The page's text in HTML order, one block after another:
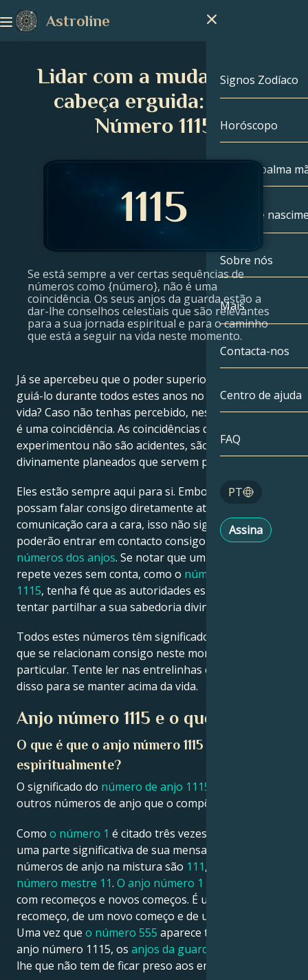
Astroline
Signos Zodíaco
Signos
Capricórnio
Peixes
Áries
Touro
Gémeos
Cancro
Leo
Virgem
Sagitário
Horóscopo
Leitura palma
Mapa de
Mapa de
Celebridades
Até à data
Sobre nós
Mais
Tarot
Números de
Contacta-nos
Centro de ajuda
FAQ
PT
English
Assina
Lidar com a mudança de
cabeça erguida: Anjo
Número 1115
Se está sempre a ver certas sequências de
números como {número}, não é uma
coincidência. Os seus anjos da guarda estão a
dar-lhe conselhos celestiais que são relevantes
para a sua jornada espiritual e para o caminho
que está a seguir na vida neste momento.
Já se apercebeu que o poder superior tem estado a
guiá-lo durante todos estes anos no seu percurso de
vida? Caso não tenhas percebido, neste mundo nada
é uma coincidência. As coincidências que
experimentou não são acidentes, são todos eventos
divinamente planeados que servem para o ajudar.
Eles estão sempre aqui para si. Embora eles não
possam falar consigo diretamente através de uma
comunicação cara a cara, isso não significa que nunca
poderão entrar em contacto consigo através dos
números dos anjos. Se notar que um número se
repete vezes sem conta, como o número de anjo
1115, tenha fé que as autoridades espirituais estão a
tentar partilhar a sua sabedoria divina consigo.
Todos estes números têm significados importantes
que se relacionam consigo neste momento
particular. Tente ler nas entrelinhas e tirar partido
disso para se manter acima da vida.
Anjo número 1115 e o que significa
O que é que o anjo número 1115 significa
espiritualmente?
O significado do número de anjo 1115
outros números de anjo que o compõem.
Como o número 1 é citado três vezes, ele se torna
uma parte significativa de sua mensagem. Outros
números de anjo na mistura são 111,
número mestre 11. O anjo número 1
com recomeços e novos começos. É um símbolo de
recomeço, de um novo começo e de um novo dia.
Uma vez que o número 555 aparece três vezes no
anjo número 1115, os anjos da guarda
lhe que não tem de ficar preso aos erros do passado.